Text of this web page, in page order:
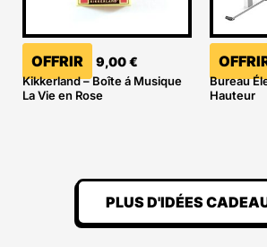
OFFRIR 9,00€
Kikkerland – Boîte á Musique
La Vie en Rose
Bureau
Hauteur
PLUS D'IDÉES